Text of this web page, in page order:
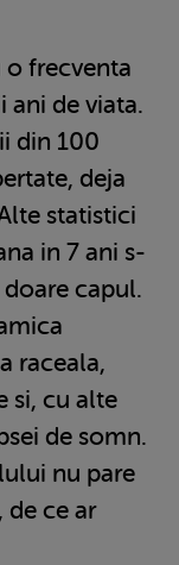
o frecventa
ani de viata.
din 100
deja
statistici
in 7 ani s-
capul.
raceala,
si, cu alte
de somn.
nu pare
de ce ar